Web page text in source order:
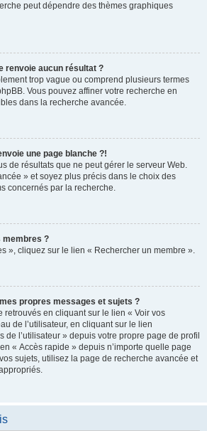
peut dépendre des thèmes graphiques
renvoie aucun résultat ?
trop vague ou comprend plusieurs termes
Vous pouvez affiner votre recherche en
dans la recherche avancée.
une page blanche ?!
de résultats que ne peut gérer le serveur Web.
» et soyez plus précis dans le choix des
concernés par la recherche.
membres ?
», cliquez sur le lien « Rechercher un membre ».
propres messages et sujets ?
retrouvés en cliquant sur le lien « Voir vos
de l’utilisateur, en cliquant sur le lien
de l’utilisateur » depuis votre propre page de profil
« Accès rapide » depuis n’importe quelle page
sujets, utilisez la page de recherche avancée et